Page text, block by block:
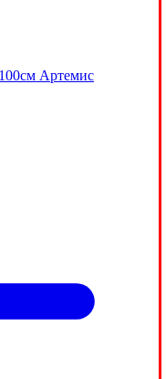
Артемис